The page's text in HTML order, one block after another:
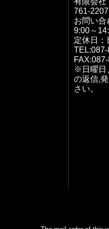
761-
お問い合
9:00～
定休日：
※日曜日
の返信,
さい。